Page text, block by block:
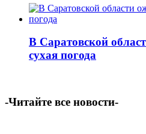
В Саратовской
сухая погода
-Читайте все новости-